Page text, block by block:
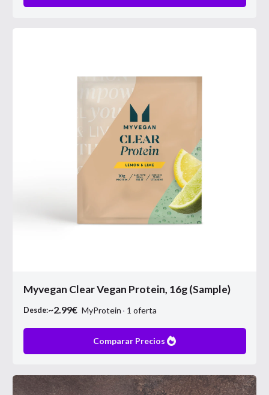
Myvegan Clear Vegan Protein, 16g (Sample)
Desde:~2.99€ MyProtein 1 oferta
Comparar Precios